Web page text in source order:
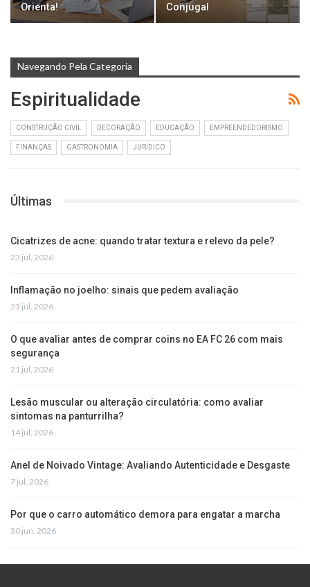
Orienta!
Conjugal
Navegando Pela Categoria
Espiritualidade
CONSTRUÇÃO CIVIL DECORAÇÃO EDUCAÇÃO EMPREENDEDORISMO
FINANÇAS GASTRONOMIA JURÍDICO
Últimas
Cicatrizes de acne: quando tratar textura e relevo da pele?
23 jul, 2026
Inflamação no joelho: sinais que pedem avaliação
23 jul, 2026
O que avaliar antes de comprar coins no EA FC 26 com mais
segurança
21 jul, 2026
Lesão muscular ou alteração circulatória: como avaliar
sintomas na panturrilha?
14 jul, 2026
Anel de Noivado Vintage: Avaliando Autenticidade e Desgaste
7 jul, 2026
Por que o carro automático demora para engatar a marcha
30 jun, 2026